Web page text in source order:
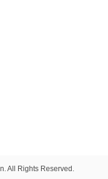
All Rights Reserved.